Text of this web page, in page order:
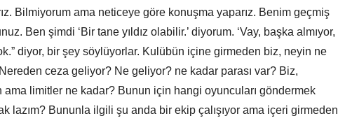
Bilmiyorum ama neticeye göre konuşma yaparız. Benim geçmiş
Ben şimdi ‘Bir tane yıldız olabilir.’ diyorum. ‘Vay, başka almıyor,
diyor, bir şey söylüyorlar. Kulübün içine girmeden biz, neyin ne
ceza geliyor? Ne geliyor? ne kadar parası var? Biz,
ama limitler ne kadar? Bunun için hangi oyuncuları göndermek
lazım? Bununla ilgili şu anda bir ekip çalışıyor ama içeri girmeden